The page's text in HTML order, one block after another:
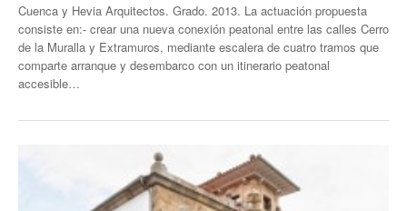
Cuenca y Hevia Arquitectos. Grado. 2013. La actuación propuesta
consiste en:- crear una nueva conexión peatonal entre las calles Cerro
de la Muralla y Extramuros, mediante escalera de cuatro tramos que
comparte arranque y desembarco con un itinerario peatonal
accesible…